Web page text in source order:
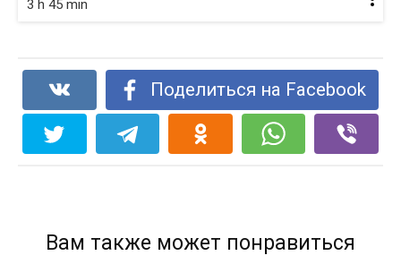
3 h 45 min
Поделиться на Facebook
Вам также может понравиться